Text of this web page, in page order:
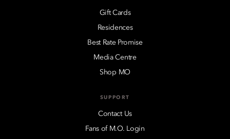
Gift Cards
Residences
Best Rate Promise
Media Centre
Shop MO
SUPPORT
Contact Us
Fans of M.O. Login